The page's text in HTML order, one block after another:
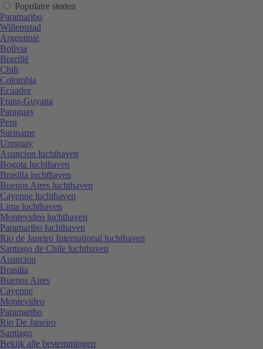
Populaire steden
Paramaribo
Willemstad
Argentinië
Bolivia
Brazilië
Chili
Colombia
Ecuador
Frans-Guyana
Paraguay
Peru
Suriname
Uruguay
Asuncion luchthaven
Bogota luchthaven
Brasilia luchthaven
Buenos Aires luchthaven
Cayenne luchthaven
Lima luchthaven
Montevideo luchthaven
Paramaribo luchthaven
Rio de Janeiro International luchthaven
Santiago de Chile luchthaven
Asuncion
Brasilia
Buenos Aires
Cayenne
Montevideo
Paramaribo
Rio De Janeiro
Santiago
Bekijk alle bestemmingen